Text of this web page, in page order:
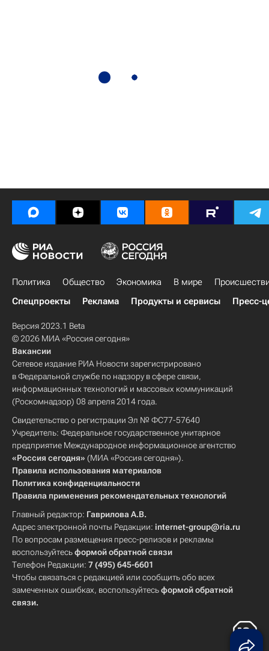
Политика Общество Экономика В мире
Спецпроекты
Реклама Продукты и сервисы Пресс-
Версия 2023.1 Beta
© 2026 МИА «Россия сегодня»
Вакансии
Сетевое издание РИА Новости зарегистрировано
в Федеральной службе по надзору в сфере связи,
информационных технологий и массовых коммуникаций
(Роскомнадзор) 08 апреля 2014 года.
Свидетельство о регистрации Эл № ФС77-57640
Учредитель: Федеральное государственное унитарное
предприятие Международное информационное агентство
«Россия сегодня» (МИА «Россия сегодня»).
Правила использования материалов
Политика конфиденциальности
Правила применения рекомендательных технологий
Главный редактор: Гаврилова А.В.
Адрес электронной почты Редакции: internet-group@ria.ru
По вопросам размещения пресс-релизов и рекламы
воспользуйтесьформой обратной связи
Телефон Редакции: 7 (495) 645-6601
Чтобы связаться с редакцией или сообщить обо всех
замеченных ошибках, воспользуйтесьформой обратной
связи.